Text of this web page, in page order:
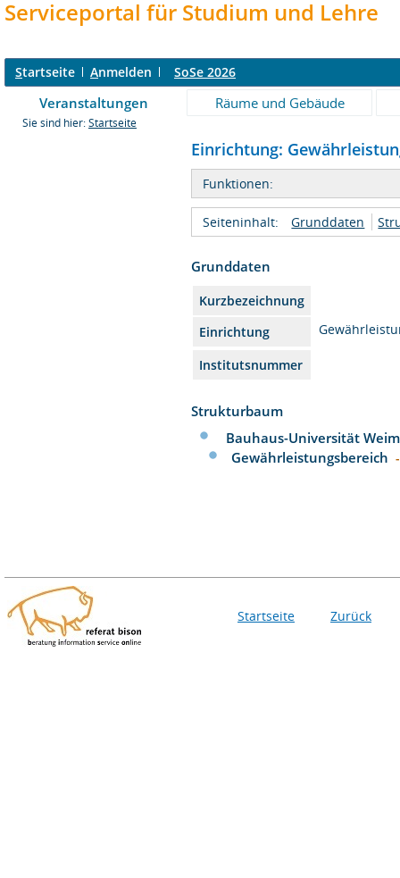
Serviceportal für Studium und Lehre
Startseite Anmelden SoSe 2026
Veranstaltungen Räume und Gebäude
Sie sind hier: Startseite
Einrichtung:
Funktionen:
Seiteninhalt: Grunddaten
Grunddaten
Kurzbezeichnung
Einrichtung
Institutsnummer
Strukturbaum
Bauhaus-Universität
Gewährleistungsbereich
Startseite Zurück